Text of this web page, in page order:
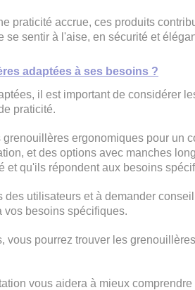
praticité accrue, ces produits
se sentir à l'aise, en sécurité et
adaptées à ses besoins ?
il est important de considérer
praticité.
grenouillères ergonomiques pour un
et des options avec manches
et qu'ils répondent aux besoins
des utilisateurs et à demander
besoins spécifiques.
vous pourrez trouver les
vous aidera à mieux